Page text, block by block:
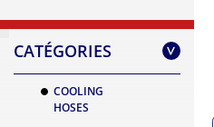
CATÉGORIES >
COOLING
HOSES